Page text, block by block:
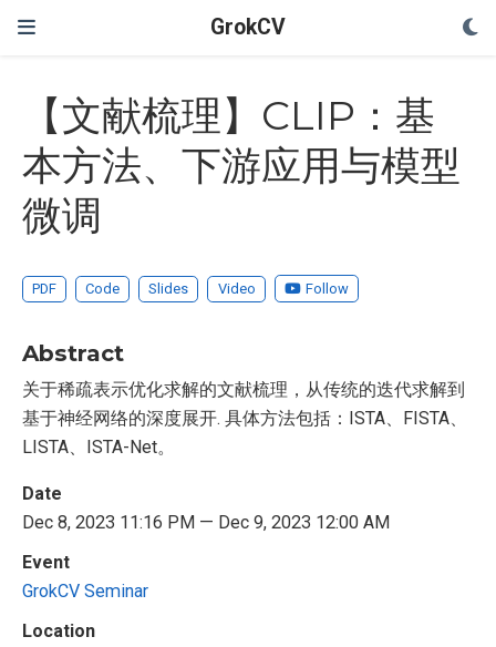
GrokCV
【文献梳理】CLIP：基
本方法、下游应用与模型
微调
PDF Code Slides Video Follow
Abstract
关于稀疏表示优化求解的文献梳理，从传统的迭代求解到
基于神经网络的深度展开. 具体方法包括：ISTA、FISTA、
LISTA、ISTA-Net。
Date
Dec 8, 2023 11:16 PM — Dec 9, 2023 12:00 AM
Event
GrokCV Seminar
Location